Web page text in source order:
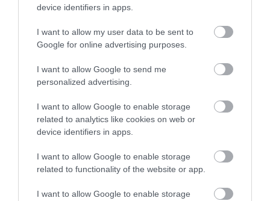
device identifiers in apps.
I want to allow my user data to be sent to
Google for online advertising purposes.
I want to allow Google to send me
personalized advertising.
I want to allow Google to enable storage
related to analytics like cookies on web or
device identifiers in apps.
I want to allow Google to enable storage
related to functionality of the website or app.
I want to allow Google to enable storage
Stop Eating These 3 Foods That Are Known to
490 153 302
2 h 9 min